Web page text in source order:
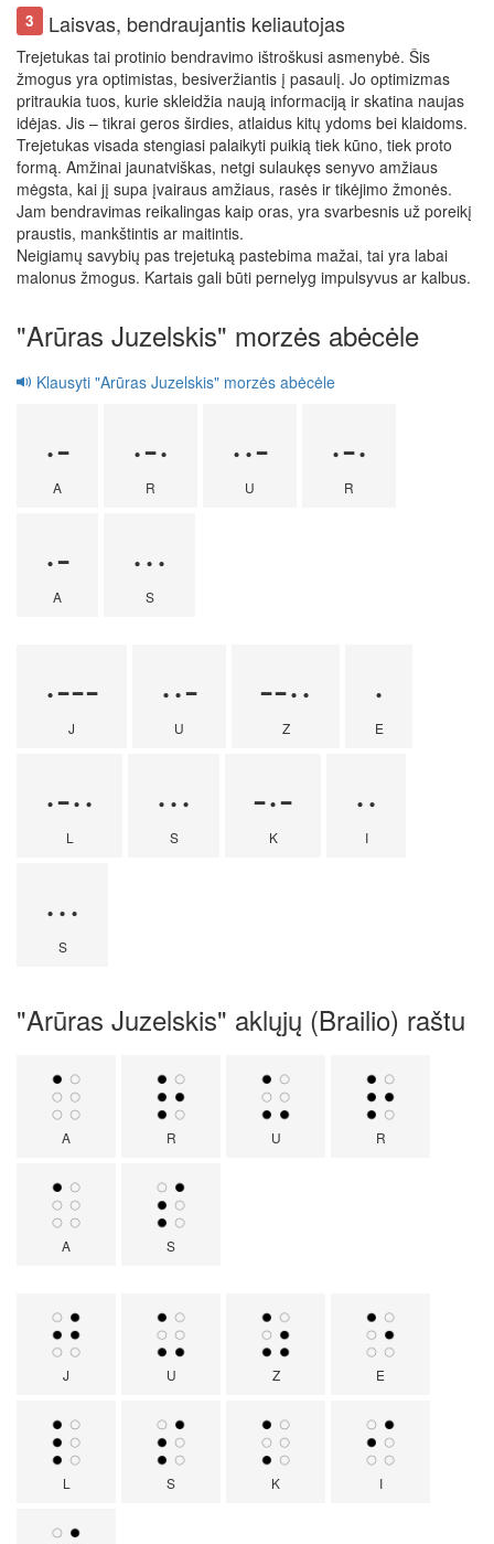
3 Laisvas, bendraujantis keliautojas
Trejetukas tai protinio bendravimo ištroškusi asmenybė. Šis
žmogus yra optimistas, besiveržiantis į pasaulį. Jo optimizmas
pritraukia tuos, kurie skleidžia naują informaciją ir skatina naujas
idėjas. Jis – tikrai geros širdies, atlaidus kitų ydoms bei klaidoms.
Trejetukas visada stengiasi palaikyti puikią tiek kūno, tiek proto
formą. Amžinai jaunatviškas, netgi sulaukęs senyvo amžiaus
mėgsta, kai jį supa įvairaus amžiaus, rasės ir tikėjimo žmonės.
Jam bendravimas reikalingas kaip oras, yra svarbesnis už poreikį
praustis, mankštintis ar maitintis.
Neigiamų savybių pas trejetuką pastebima mažai, tai yra labai
malonus žmogus. Kartais gali būti pernelyg impulsyvus ar kalbus.
"Arūras Juzelskis" morzės abėcėle
Klausyti "Arūras Juzelskis" morzės abėcėle
·-
A
·-·
R
··-
U
·-·
R
·-
A
···
S
·---
J
··-
U
--··
Z
·
E
·-··
L
···
S
-·-
K
··
I
···
S
"Arūras Juzelskis" aklųjų (Brailio) raštu
A R U R
A S
J U Z E
L S K I